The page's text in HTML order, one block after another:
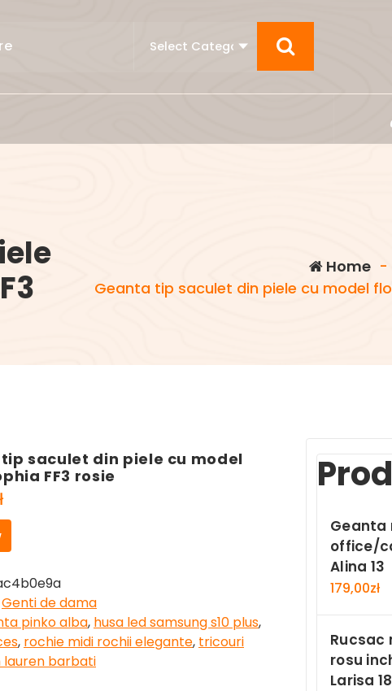
Home -
Geanta tip saculet din piele cu model
saculet din piele cu model
FF3 rosie
Genti de dama
pinko alba, husa led samsung s10 plus,
, rochie midi rochii elegante, tricouri
lauren barbati
Geanta
office/
Alina 13
179,00zł
Rucsac
rosu
Larisa 18